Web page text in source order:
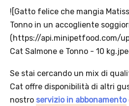
![Gatto felice che mangia
Tonno in un accogliente
(https://api.minipetfood.com/
Cat Salmone e Tonno - 10
Se stai cercando un mix di
Cat offre disponibilità di altri
nostro servizio in abbonamento